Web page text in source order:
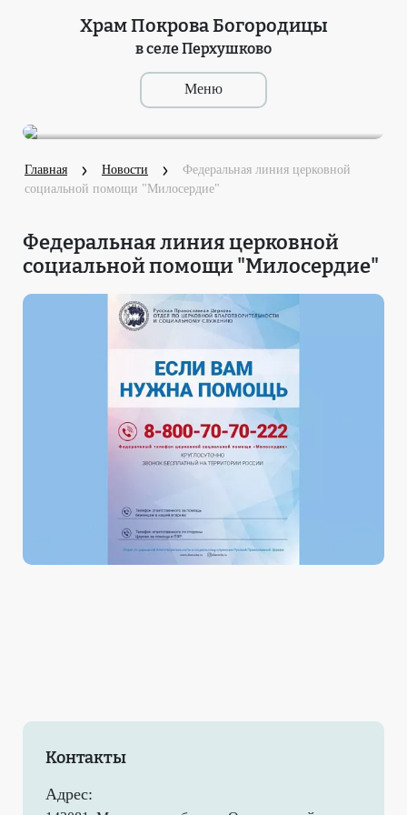
Храм Покрова Богородицы
в селе Перхушково
Главная Новости
Федеральная линия церковной
социальной помощи "Милосердие"
Федеральная линия церковной
социальной помощи "Милосердие"
Контакты
Адрес: